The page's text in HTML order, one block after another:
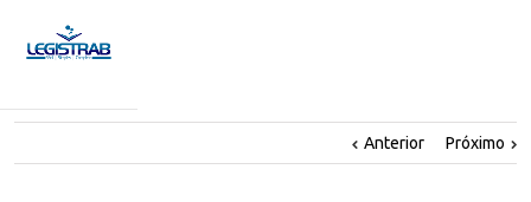
Anterior Próximo